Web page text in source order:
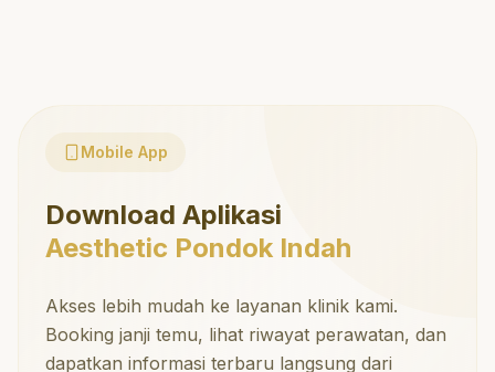
Mobile App
Download Aplikasi
Aesthetic Pondok Indah
Akses lebih mudah ke layanan klinik kami.
Booking janji temu, lihat riwayat perawatan, dan
dapatkan informasi terbaru langsung dari